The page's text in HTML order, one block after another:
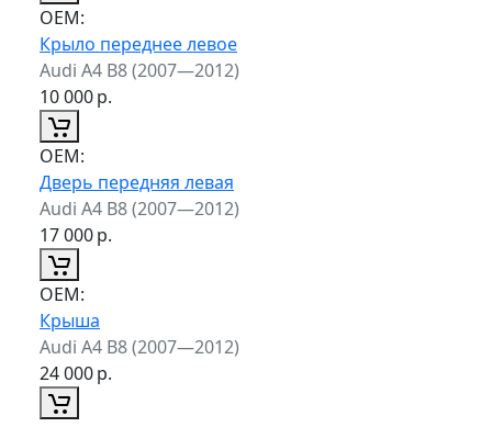
ОЕМ:
Крыло переднее левое
Audi A4 B8 (2007—2012)
10 000р.
ОЕМ:
Дверь передняя левая
Audi A4 B8 (2007—2012)
17 000р.
ОЕМ:
Крыша
Audi A4 B8 (2007—2012)
24 000р.